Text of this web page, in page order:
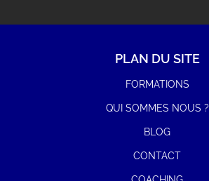
PLAN DU SITE
FORMATIONS
QUI SOMMES NOUS ?
BLOG
CONTACT